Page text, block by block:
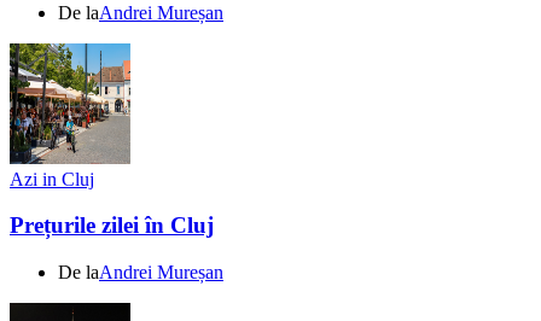
De laAndrei Mureșan
Azi in Cluj
Prețurile zilei în Cluj
De laAndrei Mureșan